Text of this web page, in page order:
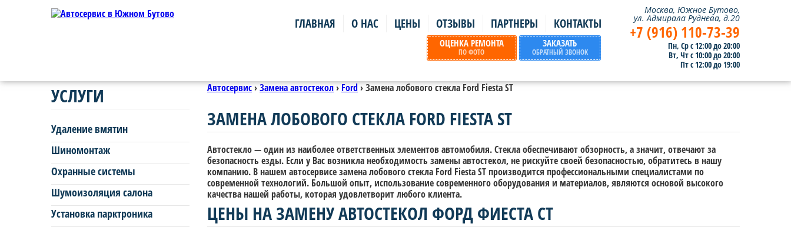
ГЛАВНАЯ О НАС ЦЕНЫ ОТЗЫВЫ ПАРТНЕРЫ КОНТАКТЫ
ОЦЕНКА РЕМОНТА
ПО ФОТО
ЗАКАЗАТЬ
ОБРАТНЫЙ ЗВОНОК
Москва, Южное Бутово,
ул. Адмирала Руднева, д.20
+7 (916) 110-73-39
Пн, Ср с 12:00 до 20:00
Вт, Чт с 10:00 до 20:00
Пт с 12:00 до 19:00
УСЛУГИ
Удаление вмятин
Шиномонтаж
Охранные системы
Шумоизоляция салона
Установка парктроника
Автосервис›Замена автостекол›Ford›Замена лобового стекла Ford Fiesta ST
ЗАМЕНА ЛОБОВОГО СТЕКЛА FORD FIESTA ST
Автостекло — один из наиболее ответственных элементов автомобиля. Стекла обеспечивают обзорность, а значит, отвечают за
безопасность езды. Если у Вас возникла необходимость замены автостекол, не рискуйте своей безопасностью, обратитесь в нашу
компанию. В нашем автосервисе замена лобового стекла Ford Fiesta ST производится профессиональными специалистами по
современной технологий. Большой опыт, использование современного оборудования и материалов, являются основой высокого
качества нашей работы, которая удовлетворит любого клиента.
ЦЕНЫ НА ЗАМЕНУ АВТОСТЕКОЛ ФОРД ФИЕСТА СТ